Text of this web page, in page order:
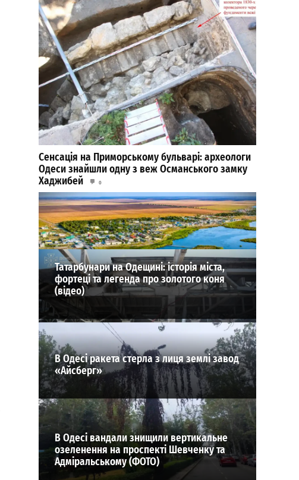
Сенсація на Приморському бульварі: археологи
Одеси знайшли одну з веж Османського замку
Хаджибей
0
03-08-2026 в 08:49
ВИБІР РЕДАКЦІЇ
Татарбунари на Одещині: історія міста,
фортеці та легенда про золотого коня
(відео)
В Одесі ракета стерла з лиця землі завод
«Айсберг»
В Одесі вандали знищили вертикальне
озеленення на проспекті Шевченку та
Адміральському (ФОТО)